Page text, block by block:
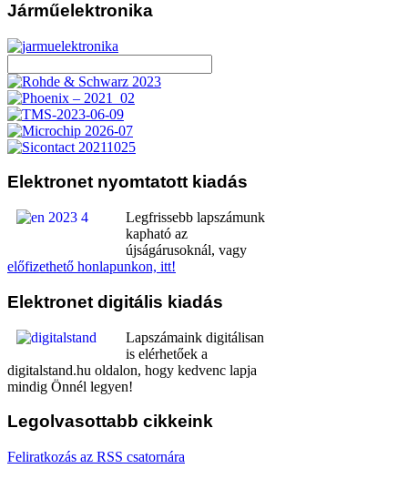
Járműelektronika
Elektronet nyomtatott kiadás
Legfrissebb lapszámunk
kapható az
újságárusoknál, vagy
előfizethető honlapunkon, itt!
Elektronet digitális kiadás
Lapszámaink digitálisan
is elérhetőek a
digitalstand.hu oldalon, hogy kedvenc lapja
mindig Önnél legyen!
Legolvasottabb cikkeink
Feliratkozás az RSS csatornára